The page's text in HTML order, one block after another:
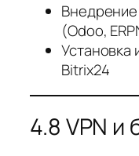
(Odoo,
Установка
Bitrix24
4.8 VPN и